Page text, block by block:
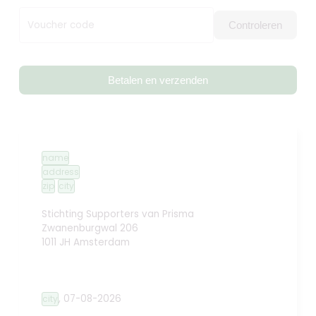
Voucher code Controleren
Betalen en verzenden
name
address
zip city
Stichting Supporters van Prisma
Zwanenburgwal 206
1011 JH Amsterdam
city, 07-08-2026